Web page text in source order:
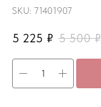
SKU: 71401907
5 225 ₽ 5 500 ₽